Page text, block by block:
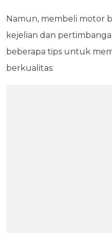
Namun, membeli motor
kejelian dan
beberapa tips untuk
berkualitas: